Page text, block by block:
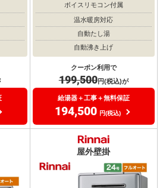
ボイスリモコン付属
温水暖房対応
自動たし湯
自動沸き上げ
クーポン利用で
199,500円(税込)が
給湯器＋工事＋無料保証
194,500 円(税込)
屋外壁掛